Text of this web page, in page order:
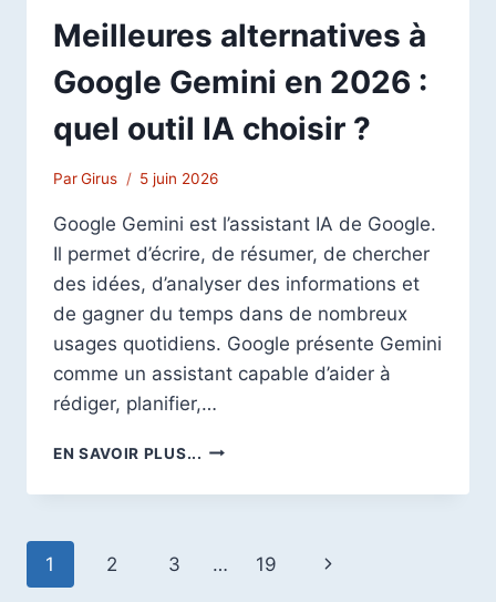
Meilleures alternatives à
Google Gemini en 2026 :
quel outil IA choisir ?
ParGirus 5 juin 2026
Google Gemini est l’assistant IA de Google.
Il permet d’écrire, de résumer, de chercher
des idées, d’analyser des informations et
de gagner du temps dans de nombreux
usages quotidiens. Google présente Gemini
comme un assistant capable d’aider à
rédiger, planifier,…
EN SAVOIR PLUS... MEILLEURES
À
Navigation
1 2 3 … 19
Page